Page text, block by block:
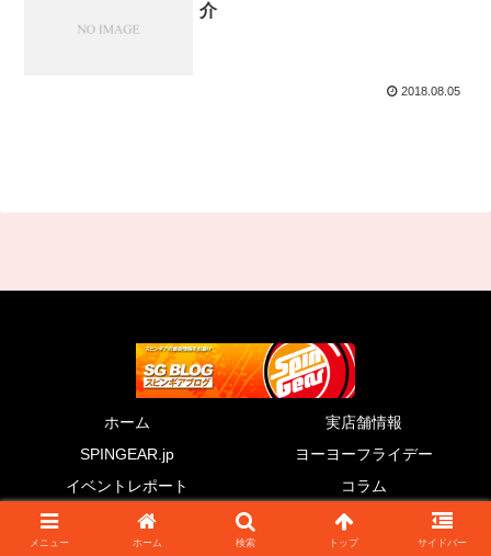
介
2018.08.05
ホーム
実店舗情報
SPINGEAR.jp
ヨーヨーフライデー
イベントレポート
コラム
© 2011 SG BLOG.
メニュー ホーム 検索 トップ サイドバー